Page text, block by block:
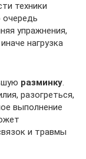
техники
очередь
упражнения,
нагрузка
разминку.
разогреться,
выполнение
и травмы